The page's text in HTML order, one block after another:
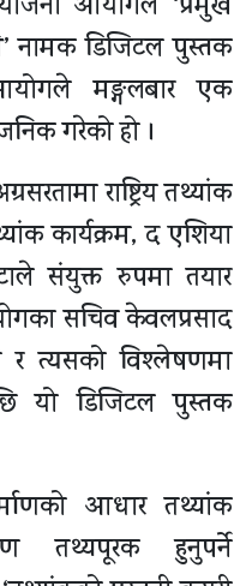
योजना आयोगले ‘प्रमुख
नामक डिजिटल पुस्तक
मङ्गलबार एक
गरेको हो ।
राष्ट्रिय तथ्यांक
कार्यक्रम, द एशिया
संयुक्त रुपमा तयार
सचिव केवलप्रसाद
र त्यसको विश्लेषणमा
यो डिजिटल पुस्तक
आधार तथ्यांक
तथ्यपूरक हुनुपर्ने